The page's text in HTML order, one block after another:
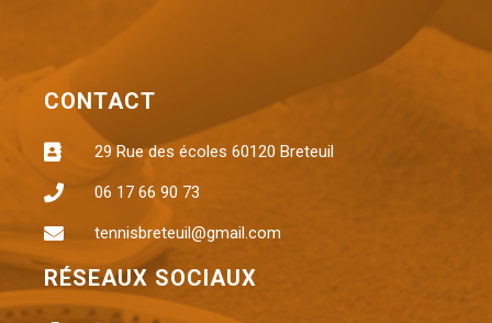
CONTACT
29 Rue des écoles 60120 Breteuil
06 17 66 90 73
tennisbreteuil@gmail.com
RÉSEAUX SOCIAUX